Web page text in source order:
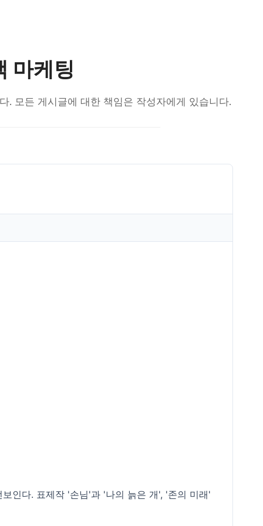
마케팅
. 모든 게시글에 대한 책임은 작성자에게 있습니다.
인다. 표제작 '손님'과 '나의 늙은 개', '존의 미래'